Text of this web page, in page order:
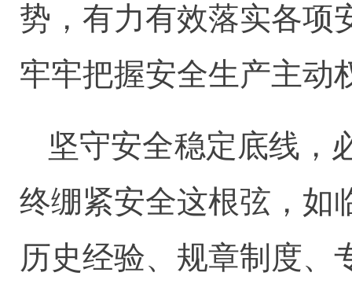
势，有力有效落实各项
牢牢把握安全生产主动
坚守安全稳定底线，
终绷紧安全这根弦，如
历史经验、规章制度、